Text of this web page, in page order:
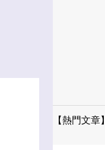
【熱門文章】